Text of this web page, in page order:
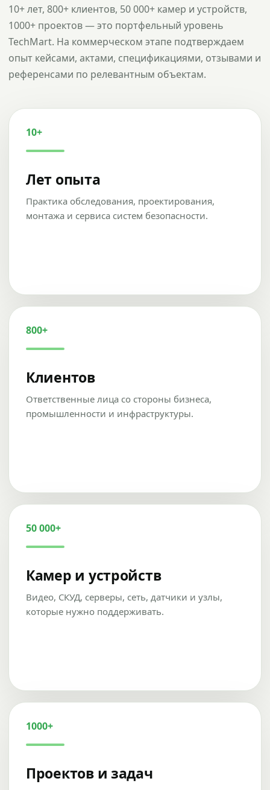
10+ лет, 800+ клиентов, 50 000+ камер и устройств,
1000+ проектов — это портфельный уровень
TechMart. На коммерческом этапе подтверждаем
опыт кейсами, актами, спецификациями, отзывами и
референсами по релевантным объектам.
10+
Лет опыта
Практика обследования, проектирования,
монтажа и сервиса систем безопасности.
800+
Клиентов
Ответственные лица со стороны бизнеса,
промышленности и инфраструктуры.
50 000+
Камер и устройств
Видео, СКУД, серверы, сеть, датчики и узлы,
которые нужно поддерживать.
1000+
Проектов и задач